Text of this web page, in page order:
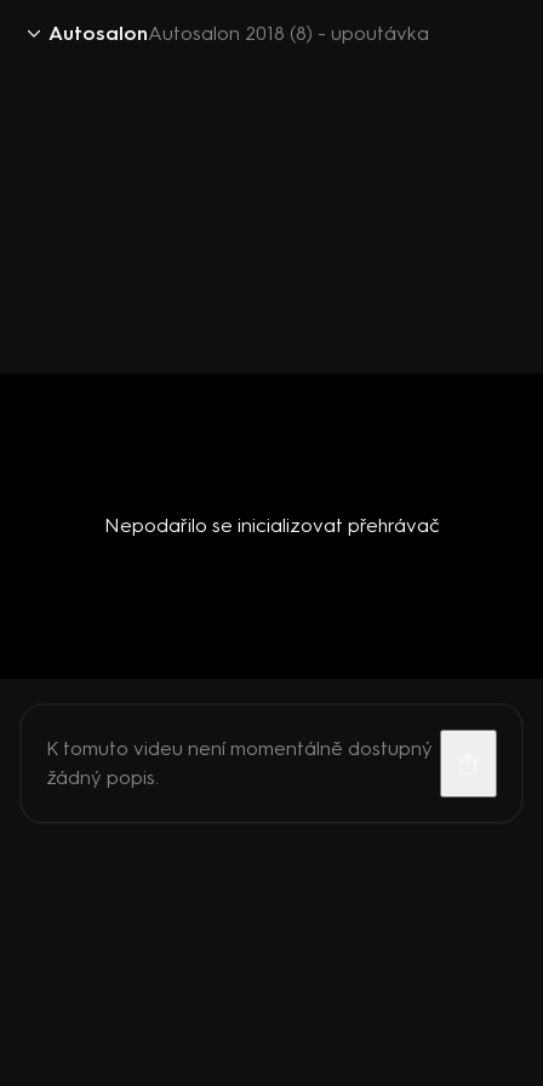
AutosalonAutosalon 2018 (8) - upoutávka
Nepodařilo se inicializovat přehrávač
K tomuto videu není momentálně dostupný
žádný popis.